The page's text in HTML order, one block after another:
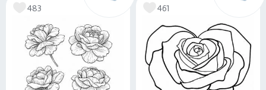
483 461